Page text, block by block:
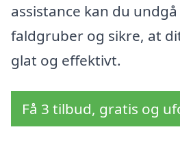
assistance kan du
faldgruber og sikre, at
glat og effektivt.
Få 3 tilbud, gratis og